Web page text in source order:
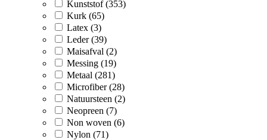
Kunststof (353)
Kurk (65)
Latex (3)
Leder (39)
Maisafval (2)
Messing (19)
Metaal (281)
Microfiber (28)
Natuursteen (2)
Neopreen (7)
Non woven (6)
Nylon (71)